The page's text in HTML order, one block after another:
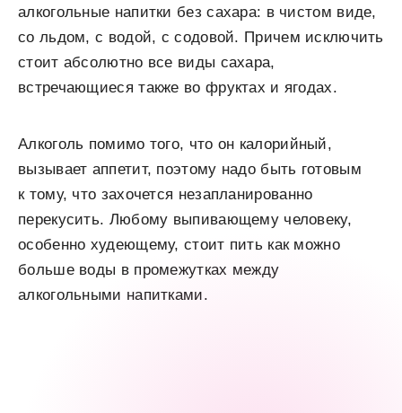
алкогольные напитки без сахара: в чистом виде,
со льдом, с водой, с содовой. Причем исключить
стоит абсолютно все виды сахара,
встречающиеся также во фруктах и ягодах.
Алкоголь помимо того, что он калорийный,
вызывает аппетит, поэтому надо быть готовым
к тому, что захочется незапланированно
перекусить. Любому выпивающему человеку,
особенно худеющему, стоит пить как можно
больше воды в промежутках между
алкогольными напитками.